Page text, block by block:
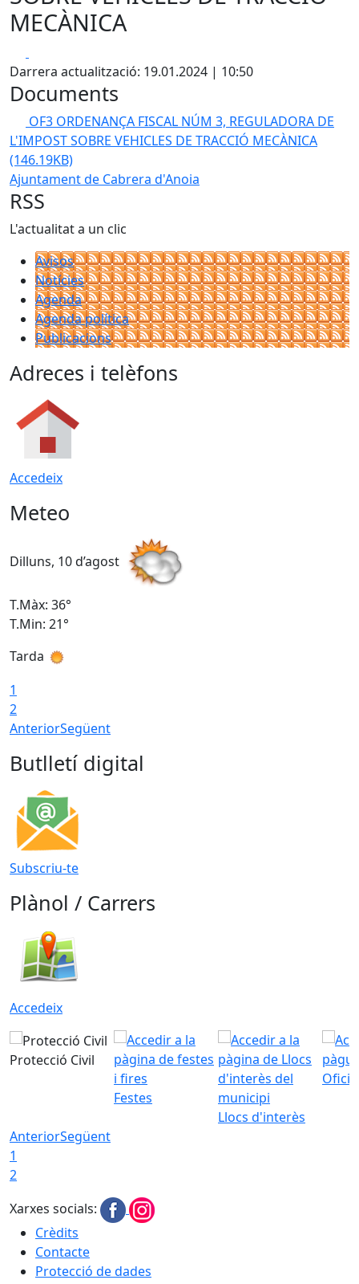
MECÀNICA
Darrera actualització: 19.01.2024 | 10:50
Documents
OF3 ORDENANÇA FISCAL NÚM 3, REGULADORA DE
L'IMPOST SOBRE VEHICLES DE TRACCIÓ MECÀNICA
(146.19KB)
Ajuntament de Cabrera d'Anoia
RSS
L'actualitat a un clic
Avisos
Notícies
Agenda
Agenda política
Publicacions
Adreces i telèfons
Accedeix
Meteo
Dilluns, 10 d’agost
T.Màx: 36°
T.Min: 21°
Tarda
1
2
AnteriorSegüent
Butlletí digital
Subscriu-te
Plànol / Carrers
Accedeix
Protecció Civil
Festes
Llocs d'interès
AnteriorSegüent
1
2
Xarxes socials:
Crèdits
Contacte
Protecció de dades